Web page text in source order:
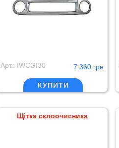
Арт.: IWCGI30 7 360 грн
КУПИТИ
Щітка склоочисника